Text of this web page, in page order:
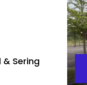
& Sering